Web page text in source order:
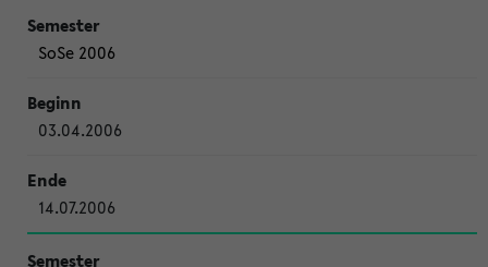
SoSe 2006
03.04.2006
14.07.2006